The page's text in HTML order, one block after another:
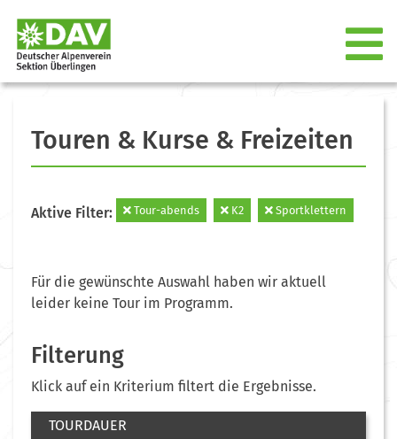
Touren & Kurse & Freizeiten
Aktive Filter: Tour-abends K2 Sportklettern
Für die gewünschte Auswahl haben wir aktuell
leider keine Tour im Programm.
Filterung
Klick auf ein Kriterium filtert die Ergebnisse.
TOURDAUER